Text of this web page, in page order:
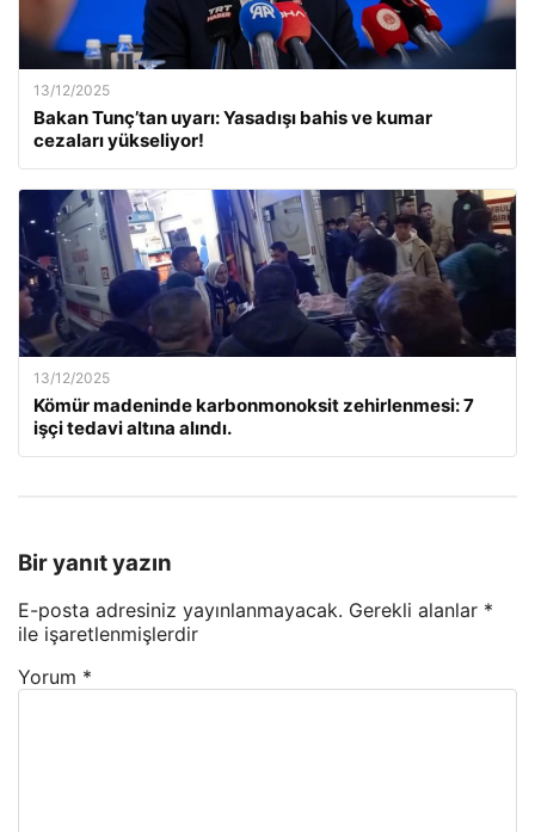
13/12/2025
Bakan Tunç’tan uyarı: Yasadışı bahis ve kumar
cezaları yükseliyor!
13/12/2025
Kömür madeninde karbonmonoksit zehirlenmesi: 7
işçi tedavi altına alındı.
Bir yanıt yazın
E-posta adresiniz yayınlanmayacak. Gerekli alanlar *
ile işaretlenmişlerdir
Yorum *